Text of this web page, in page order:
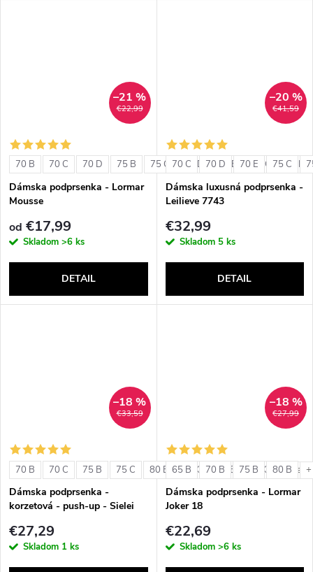
€22,99
–21 %
70 B 70 C 70 D 75 B 75 C 75 D 80 B 80 C 80 D
Dámska podprsenka - Lormar
Mousse
od €17,99
Skladom >6 ks
DETAIL
€41,59
–20 %
70 C 70 D 70 E 75 C
Dámska luxusná podprsenka -
Leilieve 7743
€32,99
Skladom 5 ks
DETAIL
€33,59
–18 %
70 B 70 C 75 B 75 C 80 B 80 C 85 B 85 C +
Dámska podprsenka -
korzetová - push-up - Sielei
€27,29
Skladom 1 ks
€27,99
–18 %
65 B 70 B 75 B 80 B
Dámska podprsenka - Lormar
Joker 18
€22,69
Skladom >6 ks